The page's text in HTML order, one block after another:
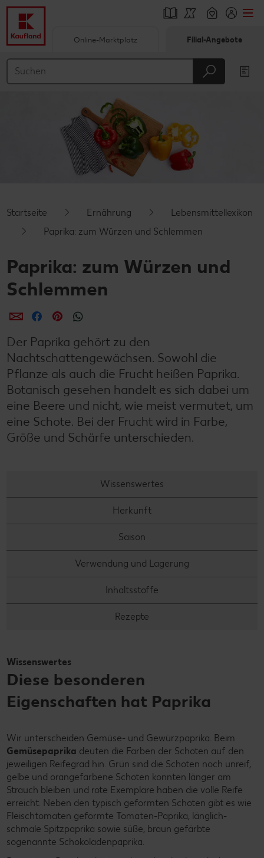
Hauptinhalt
Schwebender Seitenbereich
Online-Marktplatz Filial-Angebote
Startseite Ernährung
Lebensmittellexikon
Paprika: zum Würzen und Schlemmen
Paprika: zum Würzen und
Schlemmen
per E-Mail teilen
per Facebook teilen
per Pinterest teilen
Der Paprika gehört zu den
Nachtschattengewächsen. Sowohl die
Pflanze als auch die Frucht heißen Paprika.
Botanisch gesehen handelt es sich dabei um
eine Beere und nicht, wie meist vermutet, um
eine Schote. Bei der Frucht wird in Farbe,
Größe und Schärfe unterschieden.
Wissenswertes
Herkunft
Saison
Verwendung und Lagerung
Inhaltsstoffe
Rezepte
Wissenswertes
Diese besonderen
Eigenschaften hat Paprika
Wir unterscheiden Gemüse- und Gewürzpaprika. Beim
Gemüsepaprika deuten die Farben der Schoten auf den
jeweiligen Reifegrad hin. Grün sind die Schoten noch unreif,
gelbe und orangefarbene Schoten konnten länger am
Strauch bleiben und rote Exemplare haben die volle Reife
erreicht. Neben den typisch geformten Schoten gibt es wie
Fleischtomaten geformte Tomaten-Paprika, länglich-
schmale Spitzpaprika sowie süße, braun gefärbte
sogenannte Schokoladenpaprika.